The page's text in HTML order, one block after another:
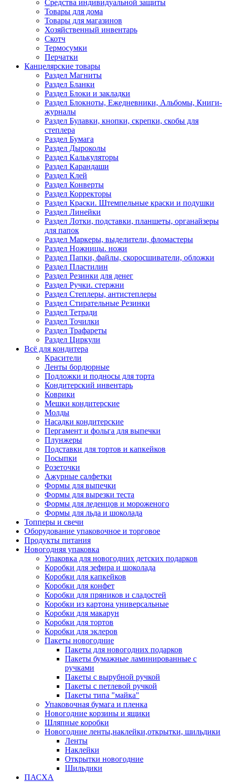
Средства индивидуальной защиты
Товары для дома
Товары для магазинов
Хозяйственный инвентарь
Скотч
Термосумки
Перчатки
Канцелярские товары
Раздел Магниты
Раздел Бланки
Раздел Блоки и закладки
Раздел Блокноты, Ежедневники, Альбомы, Книги-
журналы
Раздел Булавки, кнопки, скрепки, скобы для
степлера
Раздел Бумага
Раздел Дыроколы
Раздел Калькуляторы
Раздел Карандаши
Раздел Клей
Раздел Конверты
Раздел Корректоры
Раздел Краски. Штемпельные краски и подушки
Раздел Линейки
Раздел Лотки, подставки, планшеты, органайзеры
для папок
Раздел Маркеры, выделители, фломастеры
Раздел Ножницы. ножи
Раздел Папки, файлы, скоросшиватели, обложки
Раздел Пластилин
Раздел Резинки для денег
Раздел Ручки. стержни
Раздел Степлеры, антистеплеры
Раздел Стирательные Резинки
Раздел Тетради
Раздел Точилки
Раздел Трафареты
Раздел Циркули
Всё для кондитера
Красители
Ленты бордюрные
Подложки и подносы для торта
Кондитерский инвентарь
Коврики
Мешки кондитерские
Молды
Насадки кондитерские
Пергамент и фольга для выпечки
Плунжеры
Подставки для тортов и капкейков
Посыпки
Розеточки
Ажурные салфетки
Формы для выпечки
Формы для вырезки теста
Формы для леденцов и мороженого
Формы для льда и шоколада
Топперы и свечи
Оборудование упаковочное и торговое
Продукты питания
Новогодняя упаковка
Упаковка для новогодних детских подарков
Коробки для зефира и шоколада
Коробки для капкейков
Коробки для конфет
Коробки для пряников и сладостей
Коробки из картона универсальные
Коробки для макарун
Коробки для тортов
Коробки для эклеров
Пакеты новогодние
Пакеты для новогодних подарков
Пакеты бумажные ламинированные с
ручками
Пакеты с вырубной ручкой
Пакеты с петлевой ручкой
Пакеты типа "майка"
Упаковочная бумага и пленка
Новогодние корзины и ящики
Шляпные коробки
Новогодние ленты,наклейки,открытки, шильдики
Ленты
Наклейки
Открытки новогодние
Шильдики
ПАСХА